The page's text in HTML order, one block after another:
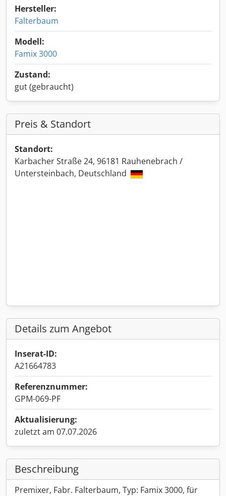
Hersteller:
Falterbaum
Modell:
Famix 3000
Zustand:
gut (gebraucht)
Preis & Standort
Standort:
Karbacher Straße 24, 96181 Rauhenebrach /
Untersteinbach, Deutschland
Details zum Angebot
Inserat-ID:
A21664783
Referenznummer:
GPM-069-PF
Aktualisierung:
zuletzt am 07.07.2026
Beschreibung
Premixer, Fabr. Falterbaum, Typ: Famix 3000, für